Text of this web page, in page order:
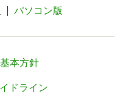
パソコン版
本方針
ドライン